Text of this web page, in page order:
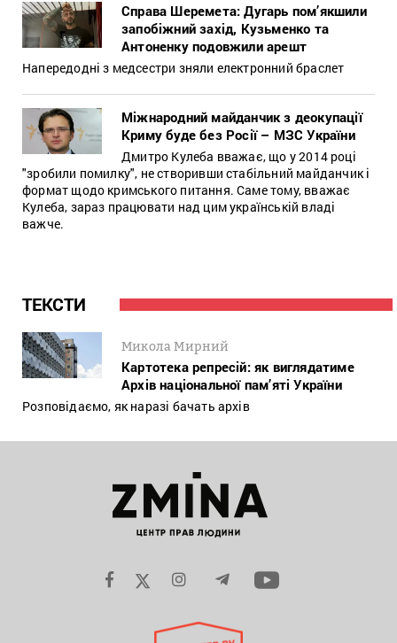
Справа Шеремета: Дугарь пом’якшили
запобіжний захід, Кузьменко та
Антоненку подовжили арешт
Напередодні з медсестри зняли електронний браслет
Міжнародний майданчик з деокупації
Криму буде без Росії – МЗС України
Дмитро Кулеба вважає, що у 2014 році
"зробили помилку", не створивши стабільний майданчик і
формат щодо кримського питання. Саме тому, вважає
Кулеба, зараз працювати над цим українській владі
важче.
ТЕКСТИ
Микола Мирний
Картотека репресій: як виглядатиме
Архів національної пам’яті України
Розповідаємо, як наразі бачать архів